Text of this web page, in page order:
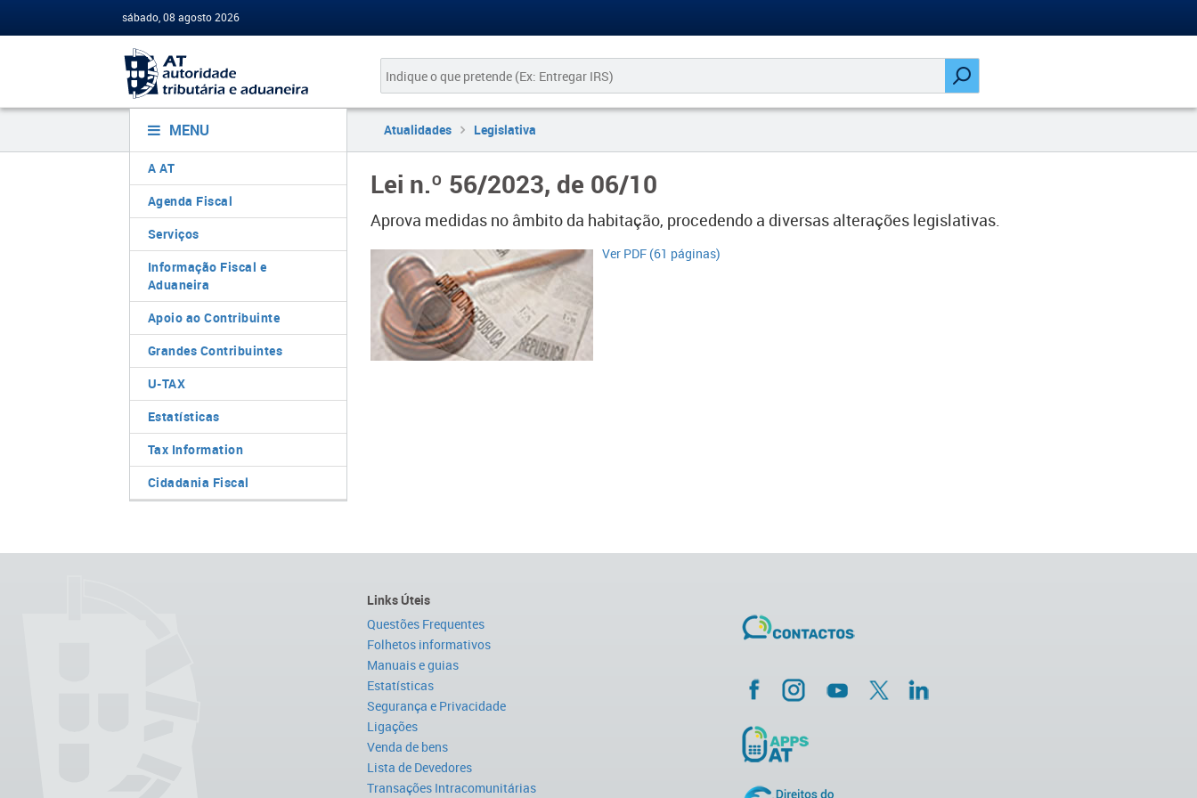
sábado, 08 agosto 2026
MENU
A AT
Agenda Fiscal
Serviços
Informação Fiscal e
Aduaneira
Apoio ao Contribuinte
Grandes Contribuintes
U-TAX
Estatísticas
Tax Information
Cidadania Fiscal
Atualidades Legislativa
Lei n.º 56/2023, de 06/10
Aprova medidas no âmbito da habitação, procedendo a diversas alterações legislativas.
​Ver PDF (61 páginas)​
Links Úteis
Questões Frequentes
Folhetos informativos
Manuais e guias
Estatísticas
Segurança e Privacidade
Ligações
Venda de bens
Lista de Devedores
Transações Intracomunitárias